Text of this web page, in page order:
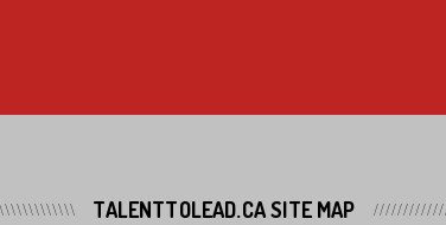
TALENTTOLEAD.CA SITE MAP